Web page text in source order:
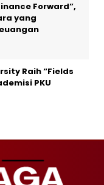
Forward”,
yang
Raih “Fields
PKU